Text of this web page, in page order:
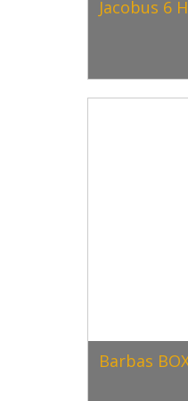
Jacobus 6
Barbas